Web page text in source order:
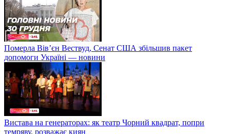
Померла Вівʼєн Вествуд, Сенат США збільшив пакет
допомоги Україні — новини
Вистава на генераторах: як театр Чорний квадрат, попри
темряву, розважає киян